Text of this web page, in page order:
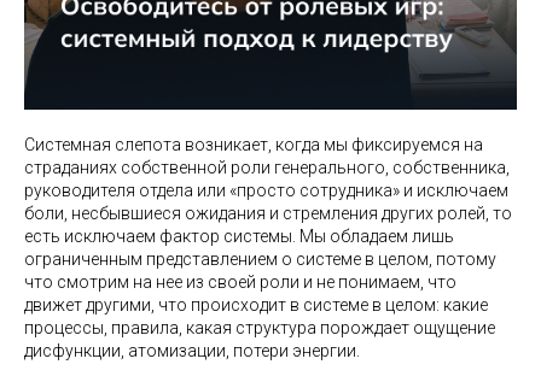
Системная слепота возникает, когда мы фиксируемся на
страданиях собственной роли генерального, собственника,
руководителя отдела или «просто сотрудника» и исключаем
боли, несбывшиеся ожидания и стремления других ролей, то
есть исключаем фактор системы. Мы обладаем лишь
ограниченным представлением о системе в целом, потому
что смотрим на нее из своей роли и не понимаем, что
движет другими, что происходит в системе в целом: какие
процессы, правила, какая структура порождает ощущение
дисфункции, атомизации, потери энергии.